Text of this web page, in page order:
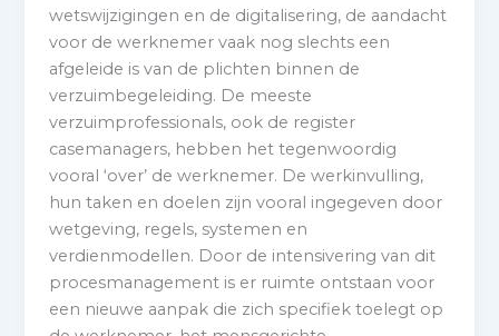
wetswijzigingen en de digitalisering, de aandacht
voor de werknemer vaak nog slechts een
afgeleide is van de plichten binnen de
verzuimbegeleiding. De meeste
verzuimprofessionals, ook de register
casemanagers, hebben het tegenwoordig
vooral ‘over’ de werknemer. De werkinvulling,
hun taken en doelen zijn vooral ingegeven door
wetgeving, regels, systemen en
verdienmodellen. Door de intensivering van dit
procesmanagement is er ruimte ontstaan voor
een nieuwe aanpak die zich specifiek toelegt op